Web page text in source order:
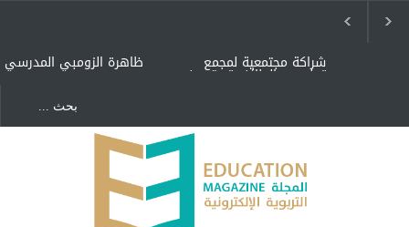
ظاهرة الزومبي المدرسي شراكة مجتمعية لمجمع
تعليمي بالطائف تستهدف
"كنت أنضرب ومافيني إلا
العافية" هل هذا مبرر
لاستمرار أسلوب التربية
المتوارث؟
لماذا تعد برامج توعية الأطفال
بخصوصية الجسد وقاية لا
فضول؟